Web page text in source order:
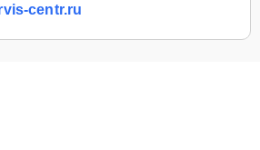
centr.ru